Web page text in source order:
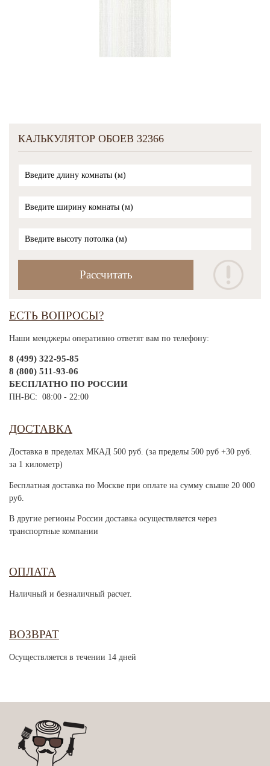
КАЛЬКУЛЯТОР ОБОЕВ 32366
ЕСТЬ ВОПРОСЫ?
Наши менджеры оперативно ответят вам по телефону:
8 (499) 322-95-85
8 (800) 511-93-06
БЕСПЛАТНО ПО РОССИИ
ПН-ВС: 08:00 - 22:00
ДОСТАВКА
Доставка в пределах МКАД 500 руб. (за пределы 500 руб +30 руб.
за 1 километр)
Бесплатная доставка по Москве при оплате на сумму свыше 20 000
руб.
В другие регионы России доставка осуществляется через
транспортные компании
ОПЛАТА
Наличный и безналичный расчет.
ВОЗВРАТ
Осуществляется в течении 14 дней